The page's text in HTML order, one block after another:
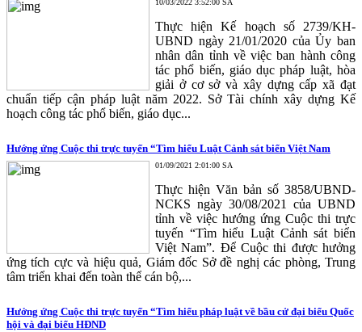
10/03/2022 3:52:00 SA
Thực hiện Kế hoạch số 2739/KH-
UBND ngày 21/01/2020 của Ủy ban
nhân dân tỉnh về việc ban hành công
tác phổ biến, giáo dục pháp luật, hòa
giải ở cơ sở và xây dựng cấp xã đạt
chuẩn tiếp cận pháp luật năm 2022. Sở Tài chính xây dựng Kế
hoạch công tác phổ biến, giáo dục...
Hướng ứng Cuộc thi trực tuyến “Tìm hiểu Luật Cảnh sát biển Việt Nam
01/09/2021 2:01:00 SA
Thực hiện Văn bản số 3858/UBND-
NCKS ngày 30/08/2021 của UBND
tỉnh về việc hướng ứng Cuộc thi trực
tuyến “Tìm hiểu Luật Cảnh sát biển
Việt Nam”. Để Cuộc thi được hưởng
ứng tích cực và hiệu quả, Giám đốc Sở đề nghị các phòng, Trung
tâm triển khai đến toàn thể cán bộ,...
Hưởng ứng Cuộc thi trực tuyến “Tìm hiểu pháp luật về bầu cử đại biểu Quốc
hội và đại biểu HĐND